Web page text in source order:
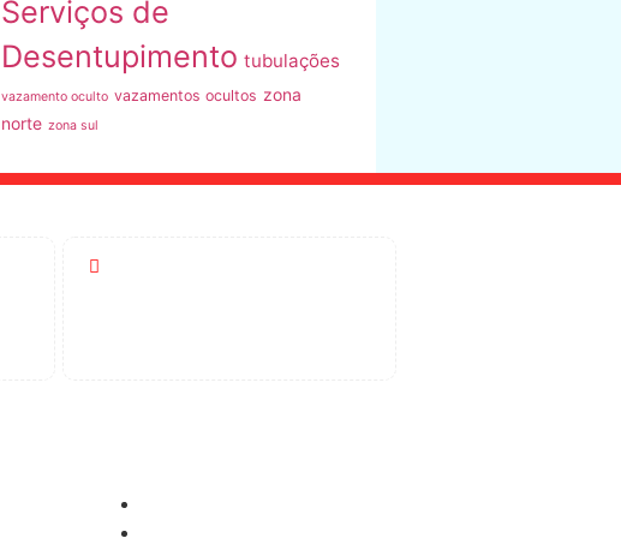
Serviços de
Desentupimento tubulações
vazamento oculto vazamentos ocultos zona
norte zona sul